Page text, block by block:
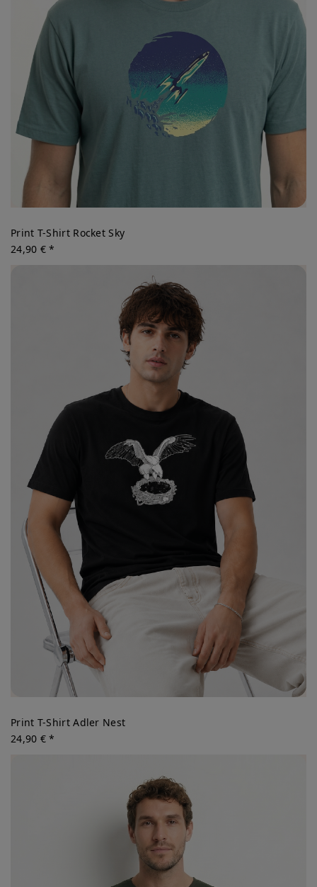
Print T-Shirt Rocket Sky
24,90 € *
Print T-Shirt Adler Nest
24,90 € *